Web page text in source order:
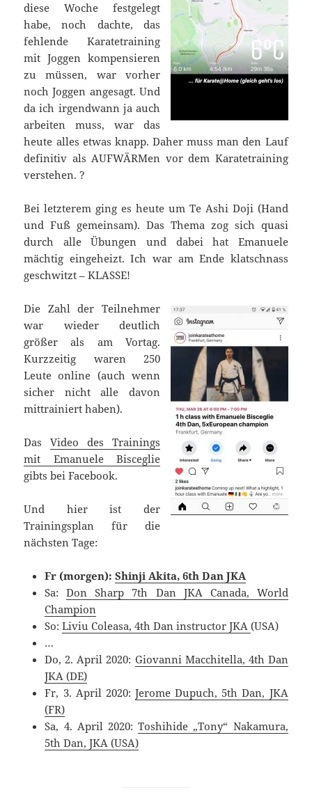
diese Woche festgelegt
habe, noch dachte, das
fehlende Karatetraining
mit Joggen kompensieren
zu müssen, war vorher
noch Joggen angesagt. Und
da ich irgendwann ja auch
arbeiten muss, war das
heute alles etwas knapp. Daher muss man den Lauf
definitiv als AUFWÄRMen vor dem Karatetraining
verstehen. ?
Bei letzterem ging es heute um Te Ashi Doji (Hand
und Fuß gemeinsam). Das Thema zog sich quasi
durch alle Übungen und dabei hat Emanuele
mächtig eingeheizt. Ich war am Ende klatschnass
geschwitzt – KLASSE!
Die Zahl der Teilnehmer
war wieder deutlich
größer als am Vortag.
Kurzzeitig waren 250
Leute online (auch wenn
sicher nicht alle davon
mittrainiert haben).
DasVideo des Trainings
mit Emanuele Bisceglie
gibts bei Facebook.
Und hier ist der
Trainingsplan für die
nächsten Tage:
Fr (morgen):Shinji Akita, 6th Dan JKA
Sa:Don Sharp 7th Dan JKA Canada, World
Champion
So:Liviu Coleasa, 4th Dan instructor JKA(USA)
…
Do, 2. April 2020: Giovanni Macchitella, 4th Dan
JKA (DE)
Fr, 3. April 2020: Jerome Dupuch, 5th Dan, JKA
(FR)
Sa, 4. April 2020:Toshihide „Tony“ Nakamura,
5th Dan, JKA (USA)